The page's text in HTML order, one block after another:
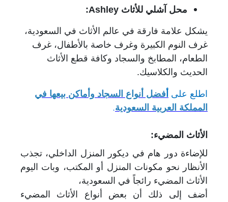
محل آشلي للأثاث Ashley
:
يشكل علامة فارقة في عالم الأثاث في السعودية،
غرف النوم الكبيرة وغرف خاصة بالأطفال، غرف
الطعام، المطابخ والسجاد وكافة قطع الأثاث
الحديث والكلاسيك.
اطلع على أفضل أنواع السجاد وأماكن بيعها في
المملكة العربية السعودية.
الأثاث المضيء:
للإضاءة دور هام في ديكور المنزل الداخلي، تجذب
الأنظار نحو مكونات المنزل أو المكتب، وبات اليوم
الأثاث المضيء رائجاً في السعودية،
أضف إلى ذلك أن بعض أنواع الأثاث المضيء